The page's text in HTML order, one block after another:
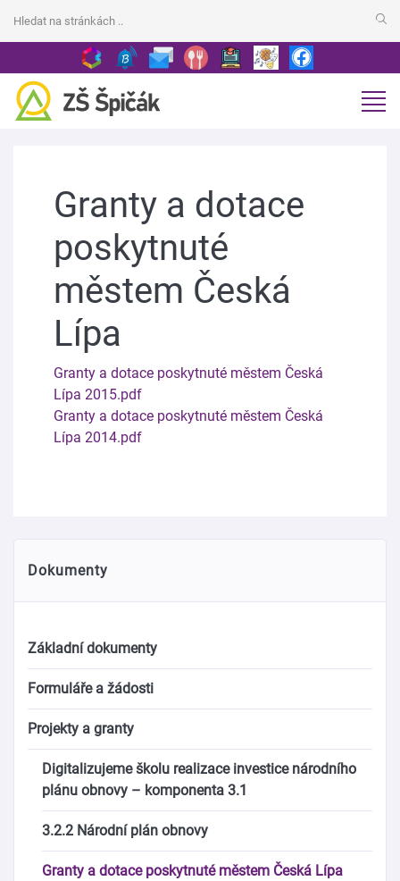
Granty a dotace
poskytnuté
městem Česká
Lípa
Granty a dotace poskytnuté městem Česká
Lípa 2015.pdf
Granty a dotace poskytnuté městem Česká
Lípa 2014.pdf
Dokumenty
Základní dokumenty
Formuláře a žádosti
Projekty a granty
Digitalizujeme školu realizace investice národního
plánu obnovy – komponenta 3.1
3.2.2 Národní plán obnovy
Granty a dotace poskytnuté městem Česká Lípa